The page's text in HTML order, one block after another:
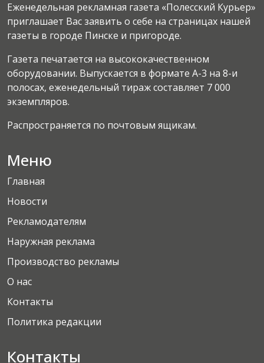
Еженедельная рекламная газета «Полесский Курьер»
приглашает Вас заявить о себе на страницах нашей
газеты в городе Пинске и пригороде.
Газета печатается на высококачественном
оборудовании. Выпускается в формате А-3 на 8-и
полосах, еженедельный тираж составляет 7 000
экземпляров.
Распространяется по почтовым ящикам.
Меню
Главная
Новости
Рекламодателям
Наружная реклама
Производство рекламы
О нас
Контакты
Политика редакции
Контакты